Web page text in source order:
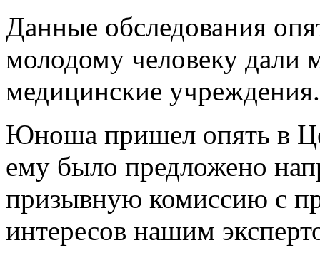
Данные обследования
молодому человеку дали
медицинские учреждения.
Юноша пришел опять в
ему было предложено
призывную комиссию с
интересов нашим